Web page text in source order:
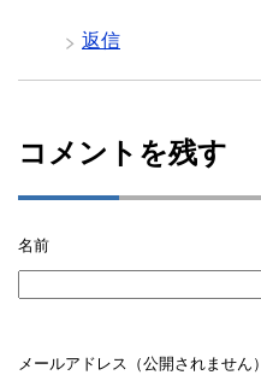
返信
コメントを残す
名前
メールアドレス（公開されません）